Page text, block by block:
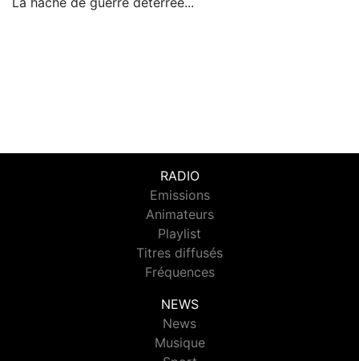
RADIO
Emissions
Animateurs
Playlist
Titres diffusés
Fréquences
NEWS
News
Musique